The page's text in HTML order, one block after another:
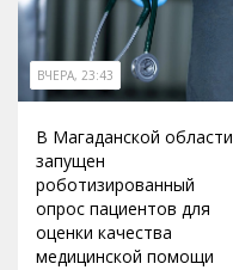
ВЧЕРА, 23:43
В Магаданской области
запущен
роботизированный
опрос пациентов для
оценки качества
медицинской помощи